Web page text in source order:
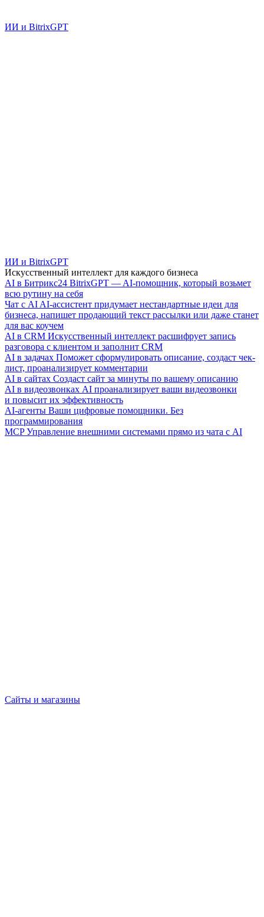
ИИ и BitrixGPT
ИИ и BitrixGPT
Искусственный интеллект для каждого бизнеса
AI в Битрикс24 BitrixGPT — AI-помощник, который возьмет
всю рутину на себя
Чат с AI AI-ассистент придумает нестандартные идеи для
бизнеса, напишет продающий текст рассылки или даже станет
для вас коучем
AI в CRM Искусственный интеллект расшифрует запись
разговора с клиентом и заполнит CRM
AI в задачах Поможет сформулировать описание, создаст чек-
лист, проанализирует комментарии
AI в сайтах Создаст сайт за минуты по вашему описанию
AI в видеозвонках AI проанализирует ваши видеозвонки
и повысит их эффективность
AI-агенты Ваши цифровые помощники. Без
программирования
MCP Управление внешними системами прямо из чата с AI
Сайты и магазины